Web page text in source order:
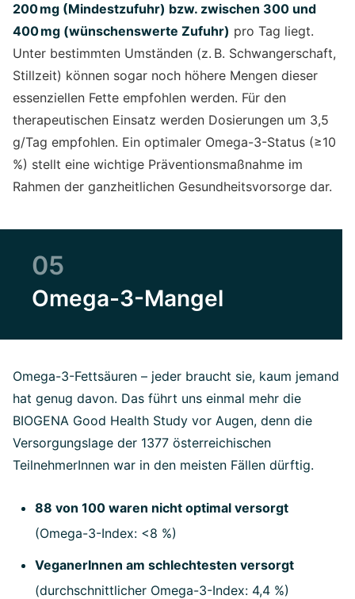
200mg (Mindestzufuhr) bzw. zwischen 300 und
400mg (wünschenswerte Zufuhr) pro Tag liegt.
Unter bestimmten Umständen (z. B. Schwangerschaft,
Stillzeit) können sogar noch höhere Mengen dieser
essenziellen Fette empfohlen werden. Für den
therapeutischen Einsatz werden Dosierungen um 3,5
g/Tag empfohlen. Ein optimaler Omega-3-Status (≥10
%) stellt eine wichtige Präventionsmaßnahme im
Rahmen der ganzheitlichen Gesundheitsvorsorge dar.
05
Omega-3-Mangel
Omega-3-Fettsäuren – jeder braucht sie, kaum jemand
hat genug davon. Das führt uns einmal mehr die
BIOGENA Good Health Study vor Augen, denn die
Versorgungslage der 1377 österreichischen
TeilnehmerInnen war in den meisten Fällen dürftig.
88 von 100 waren nicht optimal versorgt
(Omega-3-Index: <8 %)
VeganerInnen am schlechtesten versorgt
(durchschnittlicher Omega-3-Index: 4,4 %)